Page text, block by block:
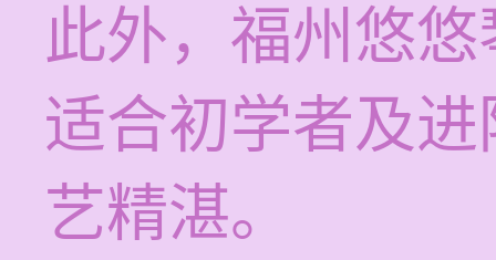
此外，福州悠
适合初学者及
艺精湛。